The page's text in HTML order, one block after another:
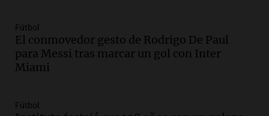
Audio.Ley de Propiedad Privada: el revés
en el Congreso expuso una debilidad
comunicacional del Gobierno
Audio.
Fútbol
El conmovedor gesto de Rodrigo De Paul
para Messi tras marcar un gol con Inter
Miami
Fútbol